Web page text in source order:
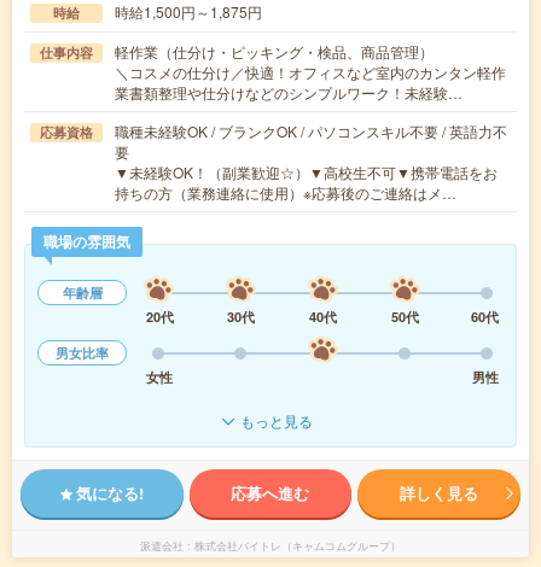
時給 時給1,500円～1,875円
仕事内容
軽作業（仕分け・ピッキング・検品、商品管理）
＼コスメの仕分け／快適！オフィスなど室内のカンタン軽作
業書類整理や仕分けなどのシンプルワーク！未経験…
応募資格
職種未経験OK / ブランクOK / パソコンスキル不要 / 英語力不
要
▼未経験OK！（副業歓迎☆）▼高校生不可▼携帯電話をお
持ちの方（業務連絡に使用）※応募後のご連絡はメ…
職場の雰囲気
年齢層
20代
30代 40代 50代
60代
男女比率
女性
男性
もっと見る
気になる! 応募へ進む 詳しく見る
派遣会社 株式会社バイトレ（キャムコムグループ）